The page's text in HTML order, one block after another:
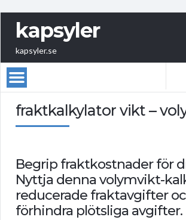
kapsyler
kapsyler.se
fraktkalkylator vikt –
Begrip fraktkostnader för
Nyttja denna volymvikt-
reducerade fraktavgifter
förhindra plötsliga avgifter.